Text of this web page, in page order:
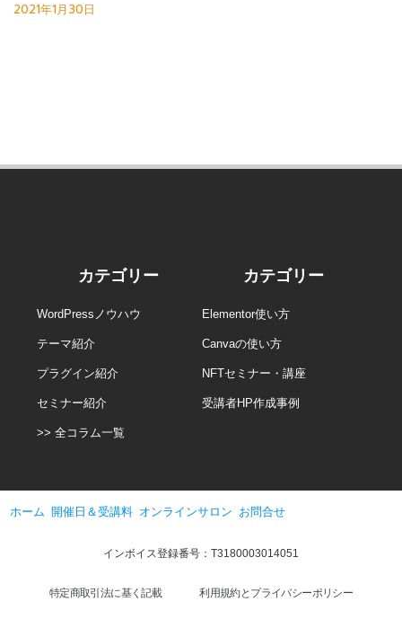
2021年1月30日
カテゴリー
WordPressノウハウ
テーマ紹介
プラグイン紹介
セミナー紹介
>> 全コラム一覧
カテゴリー
Elementor使い方
Canvaの使い方
NFTセミナー・講座
受講者HP作成事例
ホーム 開催日＆受講料 オンラインサロン お問合せ
インボイス登録番号：T3180003014051
特定商取引法に基く記載 利用規約とプライバシーポリシー